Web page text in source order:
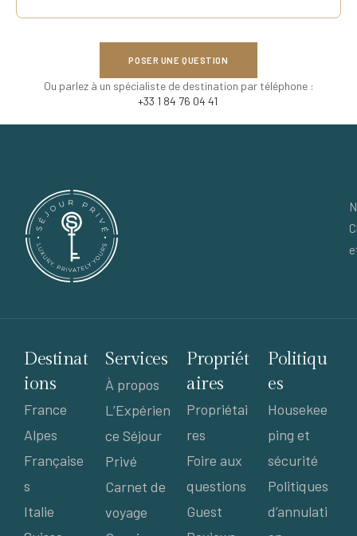
POSER UNE QUESTION
Ou parlez à un spécialiste de destination par téléphone :
+33 1 84 76 04 41
Destinat
ions
France
Alpes
Française
s
Italie
Services
À propos
L’Expérien
ce Séjour
Privé
Carnet de
voyage
Propriét
aires
Propriétai
res
Foire aux
questions
Guest
Politiqu
es
Housekee
ping et
sécurité
Politiques
d’annulati